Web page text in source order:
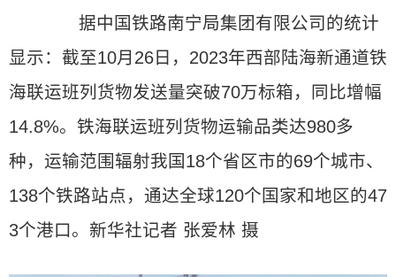
据中国铁路南宁局集团有限公司的统计
显示：截至10月26日，2023年西部陆海新通道铁
海联运班列货物发送量突破70万标箱，同比增幅
14.8%。铁海联运班列货物运输品类达980多
种，运输范围辐射我国18个省区市的69个城市、
138个铁路站点，通达全球120个国家和地区的47
3个港口。新华社记者 张爱林 摄